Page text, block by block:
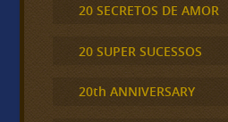
20 SECRETOS DE AMOR
20 SUPER SUCESSOS
20th ANNIVERSARY